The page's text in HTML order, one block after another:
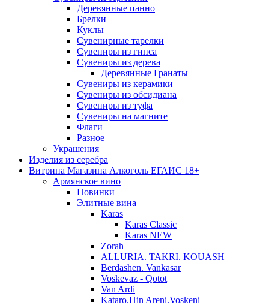
Деревянные панно
Брелки
Куклы
Сувенирные тарелки
Сувениры из гипса
Сувениры из дерева
Деревянные Гранаты
Сувениры из керамики
Сувениры из обсидиана
Сувениры из туфа
Сувениры на магните
Флаги
Разное
Украшения
Изделия из серебра
Витрина Магазина Алкоголь ЕГАИС 18+
Армянское вино
Новинки
Элитные вина
Karas
Karas Classic
Karas NEW
Zorah
ALLURIA. TAKRI. KOUASH
Berdashen. Vankasar
Voskevaz - Qotot
Van Ardi
Kataro.Hin Areni.Voskeni